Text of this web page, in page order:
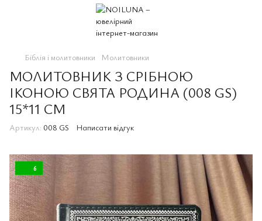
Біблія і молитовники Молитовники
МОЛИТОВНИК З СРІБНОЮ
ІКОНОЮ СВЯТА РОДИНА (008 GS)
15*11 СМ
Артикул: 008 GS Написати відгук
6